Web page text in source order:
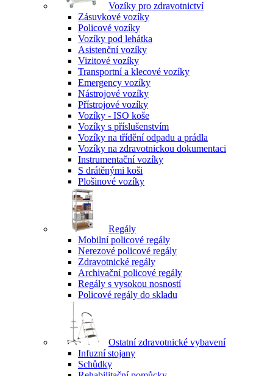
Vozíky pro zdravotnictví
Zásuvkové vozíky
Policové vozíky
Vozíky pod lehátka
Asistenční vozíky
Vizitové vozíky
Transportní a klecové vozíky
Emergency vozíky
Nástrojové vozíky
Přístrojové vozíky
Vozíky - ISO koše
Vozíky s příslušenstvím
Vozíky na třídění odpadu a prádla
Vozíky na zdravotnickou dokumentaci
Instrumentační vozíky
S drátěnými koši
Plošinové vozíky
Regály
Mobilní policové regály
Nerezové policové regály
Zdravotnické regály
Archivační policové regály
Regály s vysokou nosností
Policové regály do skladu
Ostatní zdravotnické vybavení
Infuzní stojany
Schůdky